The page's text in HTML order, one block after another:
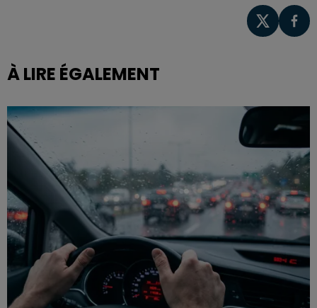
À LIRE ÉGALEMENT